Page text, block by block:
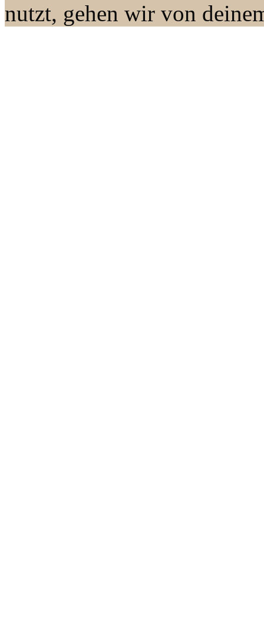
nutzt, gehen wir von